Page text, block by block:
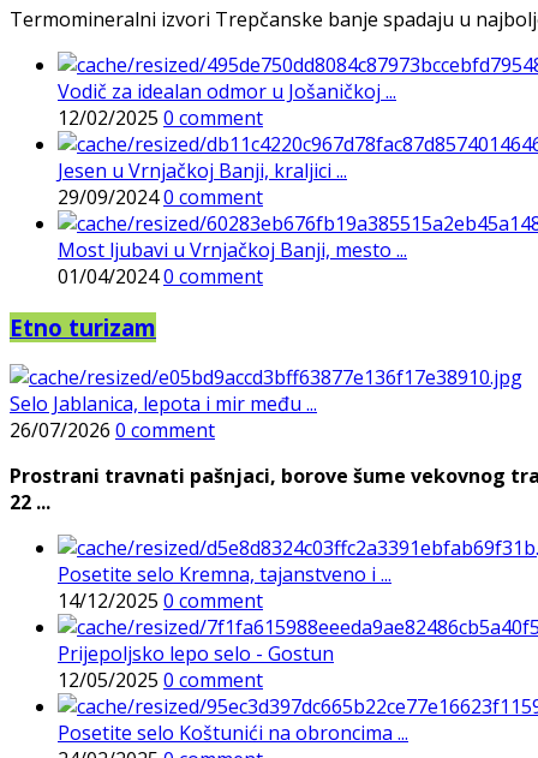
Termomineralni izvori Trepčanske banje spadaju u
Vodič za idealan odmor u Jošaničkoj ...
12/02/2025 0 comment
Jesen u Vrnjačkoj Banji, kraljici ...
29/09/20240 comment
Most ljubavi u Vrnjačkoj Banji, mesto ...
01/04/20240 comment
Etno turizam
Selo Jablanica, lepota i mir među ...
26/07/2026 0 comment
Prostrani travnati pašnjaci, borove šume vekovnog
22 ...
Posetite selo Kremna, tajanstveno i ...
14/12/2025 0 comment
Prijepoljsko lepo selo - Gostun
12/05/2025 0 comment
Posetite selo Koštunići na obroncima ...